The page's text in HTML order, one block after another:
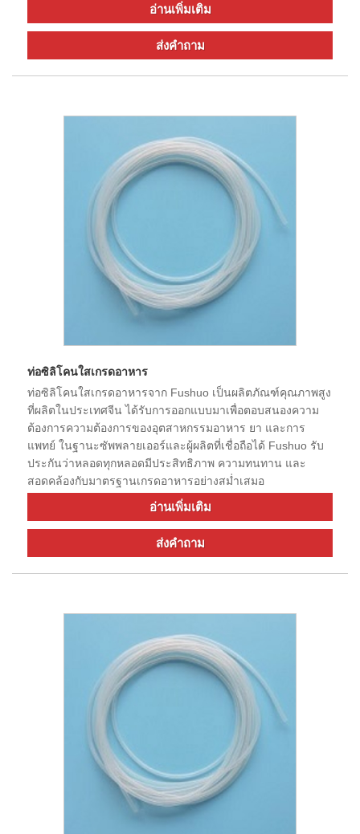
อ่านเพิ่มเติม
ส่งคำถาม
ท่อซิลิโคนใสเกรดอาหาร
ท่อซิลิโคนใสเกรดอาหารจาก Fushuo เป็นผลิตภัณฑ์คุณภาพสูง
ที่ผลิตในประเทศจีน ได้รับการออกแบบมาเพื่อตอบสนองความ
ต้องการความต้องการของอุตสาหกรรมอาหาร ยา และการ
แพทย์ ในฐานะซัพพลายเออร์และผู้ผลิตที่เชื่อถือได้ Fushuo รับ
ประกันว่าหลอดทุกหลอดมีประสิทธิภาพ ความทนทาน และ
สอดคล้องกับมาตรฐานเกรดอาหารอย่างสม่ำเสมอ
อ่านเพิ่มเติม
ส่งคำถาม